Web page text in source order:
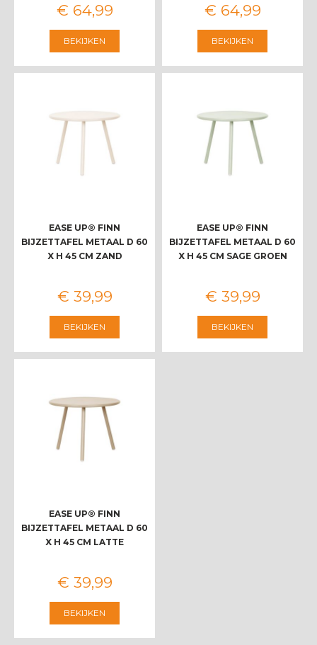
€ 64,99
BEKIJKEN
€ 64,99
BEKIJKEN
EASE UP® FINN
BIJZETTAFEL METAAL D 60
X H 45 CM ZAND
€ 39,99
BEKIJKEN
EASE UP® FINN
BIJZETTAFEL METAAL D 60
X H 45 CM SAGE GROEN
€ 39,99
BEKIJKEN
EASE UP® FINN
BIJZETTAFEL METAAL D 60
X H 45 CM LATTE
€ 39,99
BEKIJKEN